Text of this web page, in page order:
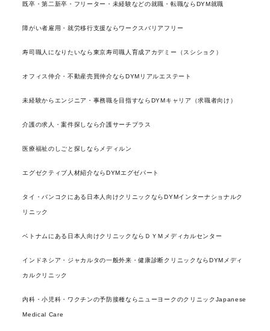
既卒・第二新卒・フリーター・未経験などの就職・転職ならDYM就職
障がい者雇用・就労移行支援ならワークスバリアフリー
寿司職人になりたいなら東京寿司職人育成アカデミー（スシショク）
オフィス仲介・不動産売買仲介ならDYMリアルエステート
未経験からエンジニア・事務職を目指すならDYMキャリア（求職者向け）
介護の求人・案件探しなら介護サーチプラス
医療福祉のしごと探しならメディルン
エグゼクティブ人材紹介ならDYMエグゼパート
タイ・バンコクにある日本人向けクリニックならDYMインターナショナルク
リニック
ベトナムにある日本人向けクリニックならＤＹＭメディカルセンター
インドネシア・ジャカルタの一般外来・健康診断クリニックならDYMメディ
カルクリニック
内科・小児科・ワクチンの予防接種ならニューヨークのクリニックJapanese
Medical Care